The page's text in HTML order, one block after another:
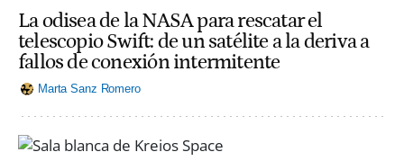
La odisea de la NASA para rescatar el
telescopio Swift: de un satélite a la deriva a
fallos de conexión intermitente
Marta Sanz Romero